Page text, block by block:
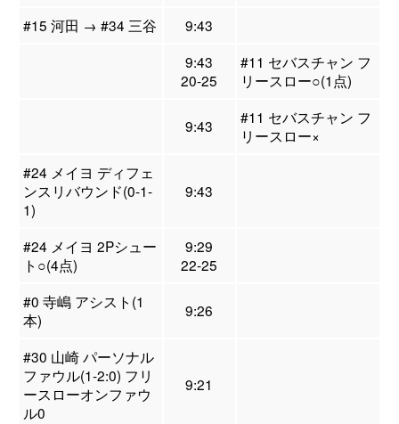
#15 河田 → #34 三谷
9:43
9:43
20-25
#11 セバスチャン フ
リースロー○(1点)
9:43
#11 セバスチャン フ
リースロー×
#24 メイヨ ディフェ
ンスリバウンド(0-1-
1)
9:43
#24 メイヨ 2Pシュー
ト○(4点)
9:29
22-25
#0 寺嶋 アシスト(1
本)
9:26
#30 山崎 パーソナル
ファウル(1-2:0) フリ
ースローオンファウ
ル0
9:21